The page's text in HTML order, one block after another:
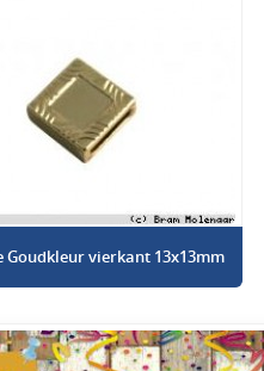
Goudkleur vierkant 13x13mm